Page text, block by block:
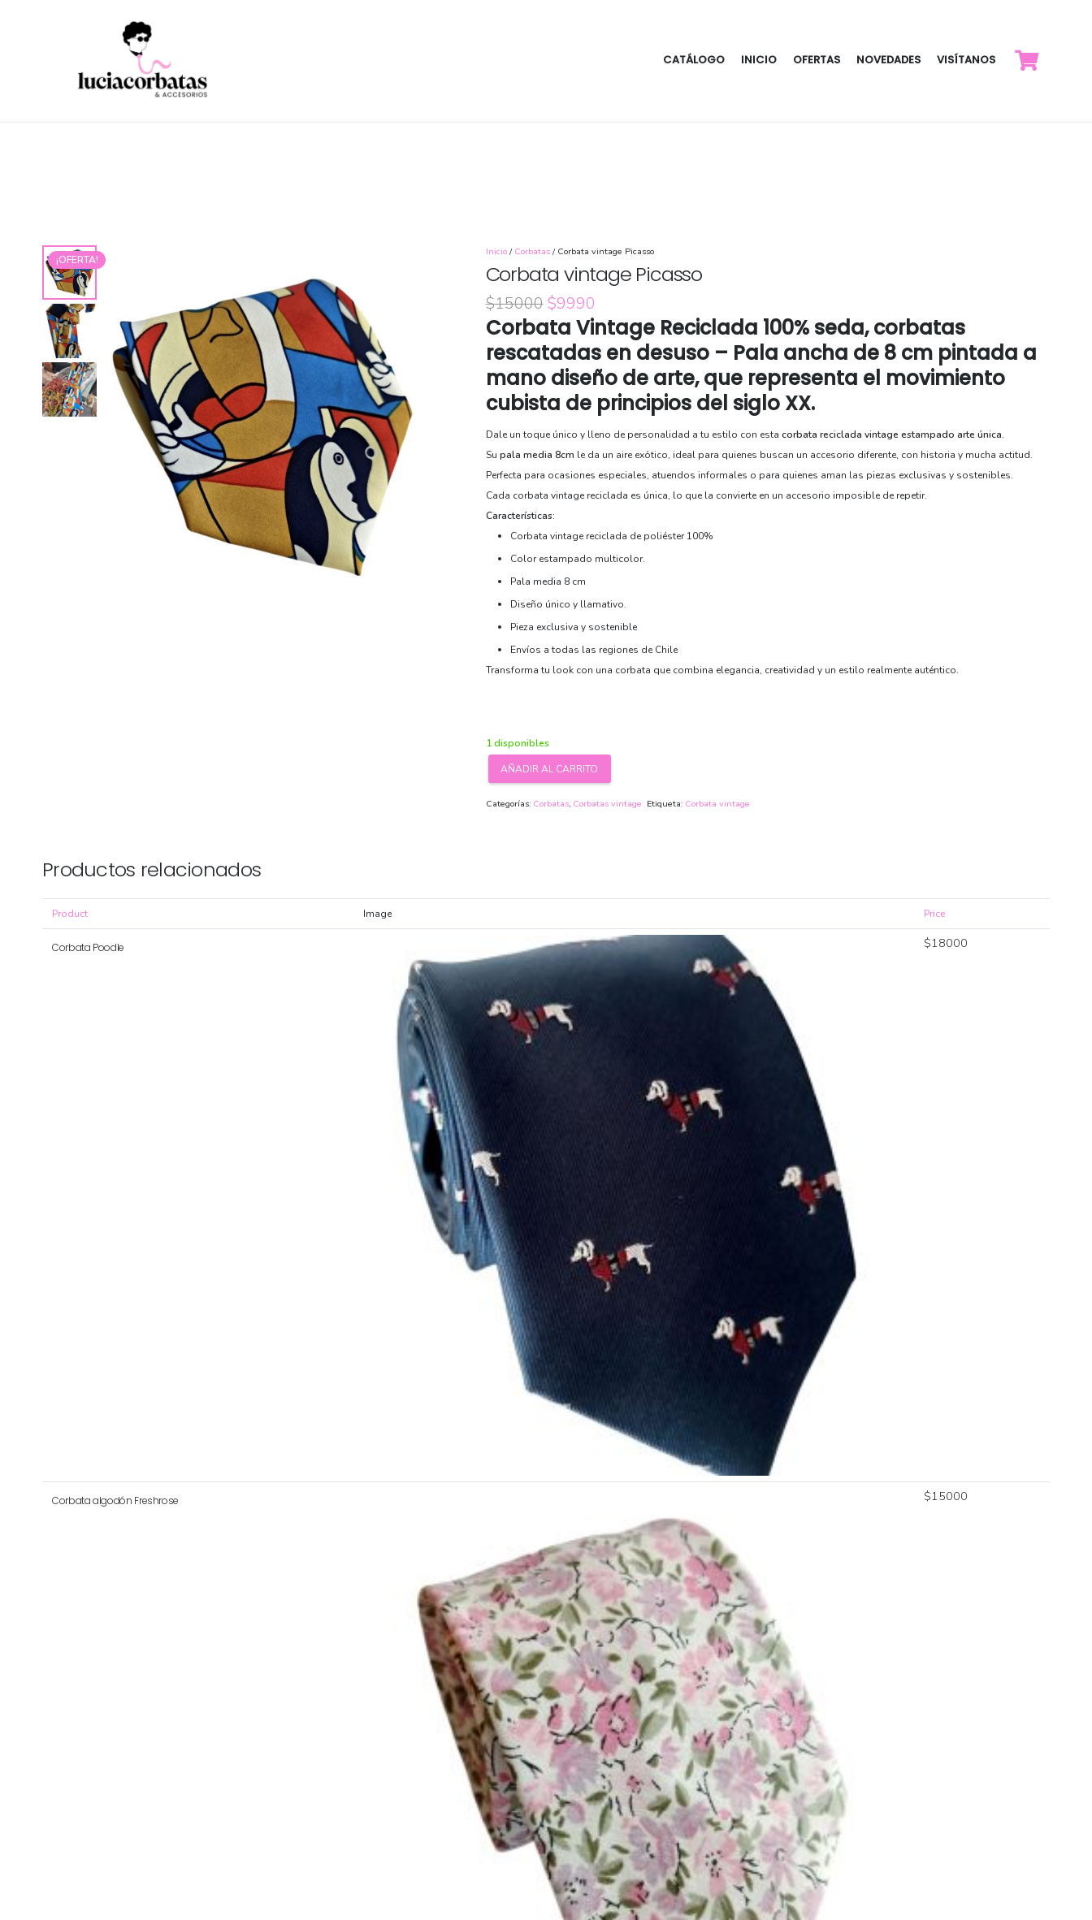
CATÁLOGO INICIO OFERTAS NOVEDADES VISÍTANOS
¡OFERTA!
Inicio/ Corbatas/ Corbata vintage Picasso
Corbata vintage Picasso
$15000 El
precio
original
era:
$15000.
$9990
precio
actual
es:
$9990.
Corbata Vintage Reciclada 100% seda, corbatas
rescatadas en desuso – Pala ancha de 8 cm pintada a
mano diseño de arte, que representa el movimiento
cubista de principios del siglo XX.
Dale un toque único y lleno de personalidad a tu estilo con esta corbata reciclada vintage estampado arte única.
Su pala media 8cm le da un aire exótico, ideal para quienes buscan un accesorio diferente, con historia y mucha actitud.
Perfecta para ocasiones especiales, atuendos informales o para quienes aman las piezas exclusivas y sostenibles.
Cada corbata vintage reciclada es única, lo que la convierte en un accesorio imposible de repetir.
Características:
Corbata vintage reciclada de poliéster 100%
Color estampado multicolor.
Pala media 8 cm
Diseño único y llamativo.
Pieza exclusiva y sostenible
Envíos a todas las regiones de Chile
Transforma tu look con una corbata que combina elegancia, creatividad y un estilo realmente auténtico.
1 disponibles
AÑADIR AL CARRITO
Categorías: Corbatas, Corbatas vintage Etiqueta: Corbata vintage
Productos relacionados
Product Image Price
Corbata Poodle $18000
Corbata algodón Freshrose $15000